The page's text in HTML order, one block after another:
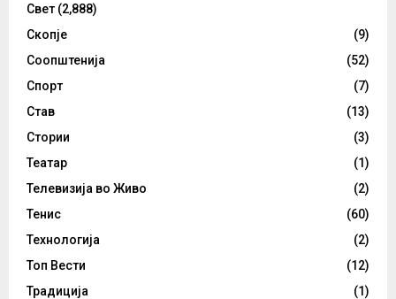
Свет (2,888)
Скопје
(9)
Соопштенија
(52)
Спорт
(7)
Став
(13)
Стории
(3)
Театар
(1)
Телевизија во Живо
(2)
Тенис
(60)
Технологија
(2)
Топ Вести
(12)
Традиција
(1)